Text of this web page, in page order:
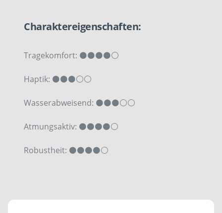
Charaktereigenschaften:
Tragekomfort: ⚫⚫⚫⚫⚪
Haptik: ⚫⚫⚫⚪⚪
Wasserabweisend: ⚫⚫⚫⚪⚪
Atmungsaktiv: ⚫⚫⚫⚫⚪
Robustheit: ⚫⚫⚫⚫⚪